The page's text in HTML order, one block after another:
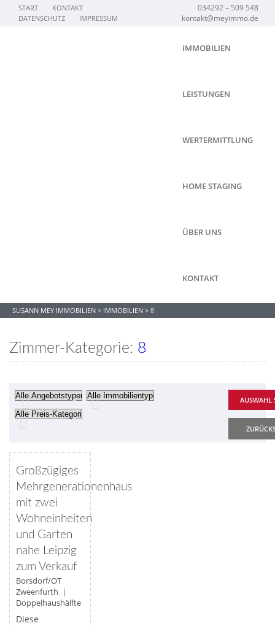
START
KONTAKT
DATENSCHUTZ
IMPRESSUM
034292 – 509 548
kontakt@meyimmo.de
IMMOBILIEN
LEISTUNGEN
WERTERMITTLUNG
HOME STAGING
ÜBER UNS
KONTAKT
SUSANN MEY IMMOBILIEN > IMMOBILIEN > 8
Zimmer-Kategorie: 8
VERFÜGBAR
Großzügiges
Mehrgenerationenhaus
mit zwei
Wohneinheiten
und Garten
nahe Leipzig
zum Verkauf
Borsdorf/OT
Zweenfurth |
Doppelhaushälfte
Diese